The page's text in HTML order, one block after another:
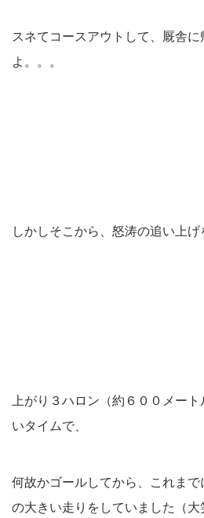
スネてコースアウトして、厩舎
よ。。。
しかしそこから、怒涛の追い上げ
上がり３ハロン（約６００メー
いタイムで、
何故かゴールしてから、これま
の大きい走りをしていました（大